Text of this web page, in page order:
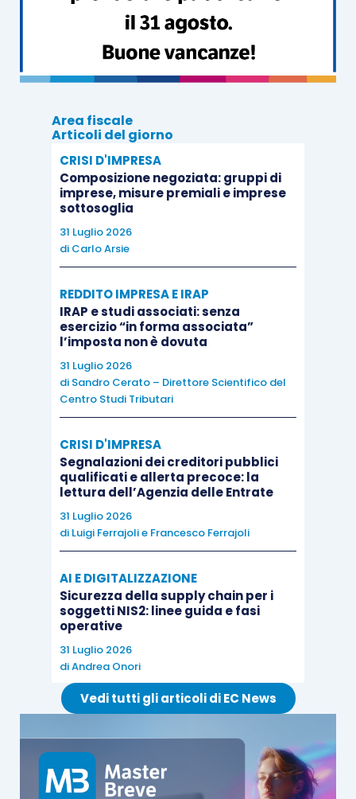
centrati a dispetto delle difficoltà.
Area fiscale
Articoli del giorno
CRISI D'IMPRESA
Composizione negoziata: gruppi di
imprese, misure premiali e imprese
sottosoglia
31 Luglio 2026
di Carlo Arsie
REDDITO IMPRESA E IRAP
IRAP e studi associati: senza
esercizio “in forma associata”
l’imposta non è dovuta
31 Luglio 2026
di Sandro Cerato – Direttore Scientifico del
Centro Studi Tributari
CRISI D'IMPRESA
Segnalazioni dei creditori pubblici
qualificati e allerta precoce: la
lettura dell’Agenzia delle Entrate
31 Luglio 2026
di Luigi Ferrajolie Francesco Ferrajoli
AI E DIGITALIZZAZIONE
Sicurezza della supply chain per i
soggetti NIS2: linee guida e fasi
operative
31 Luglio 2026
diAndrea Onori
Vedi tutti gli articoli di EC News